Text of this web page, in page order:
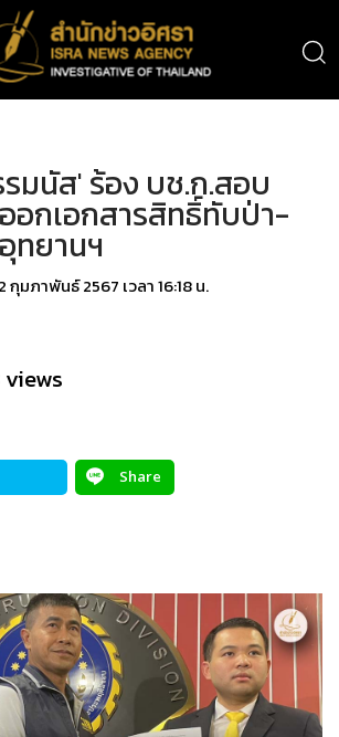
มนัส' ร้อง บช.ก.สอบ
อกเอกสารสิทธิ์ทับป่า-
ทยานฯ
มภาพันธ์ 2567 เวลา 16:18 น.
views
Share